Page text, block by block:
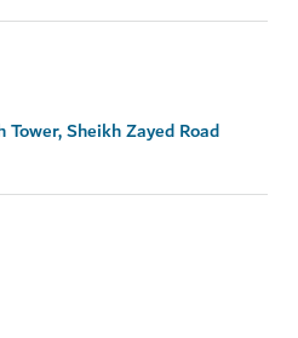
Sheikh Zayed Road